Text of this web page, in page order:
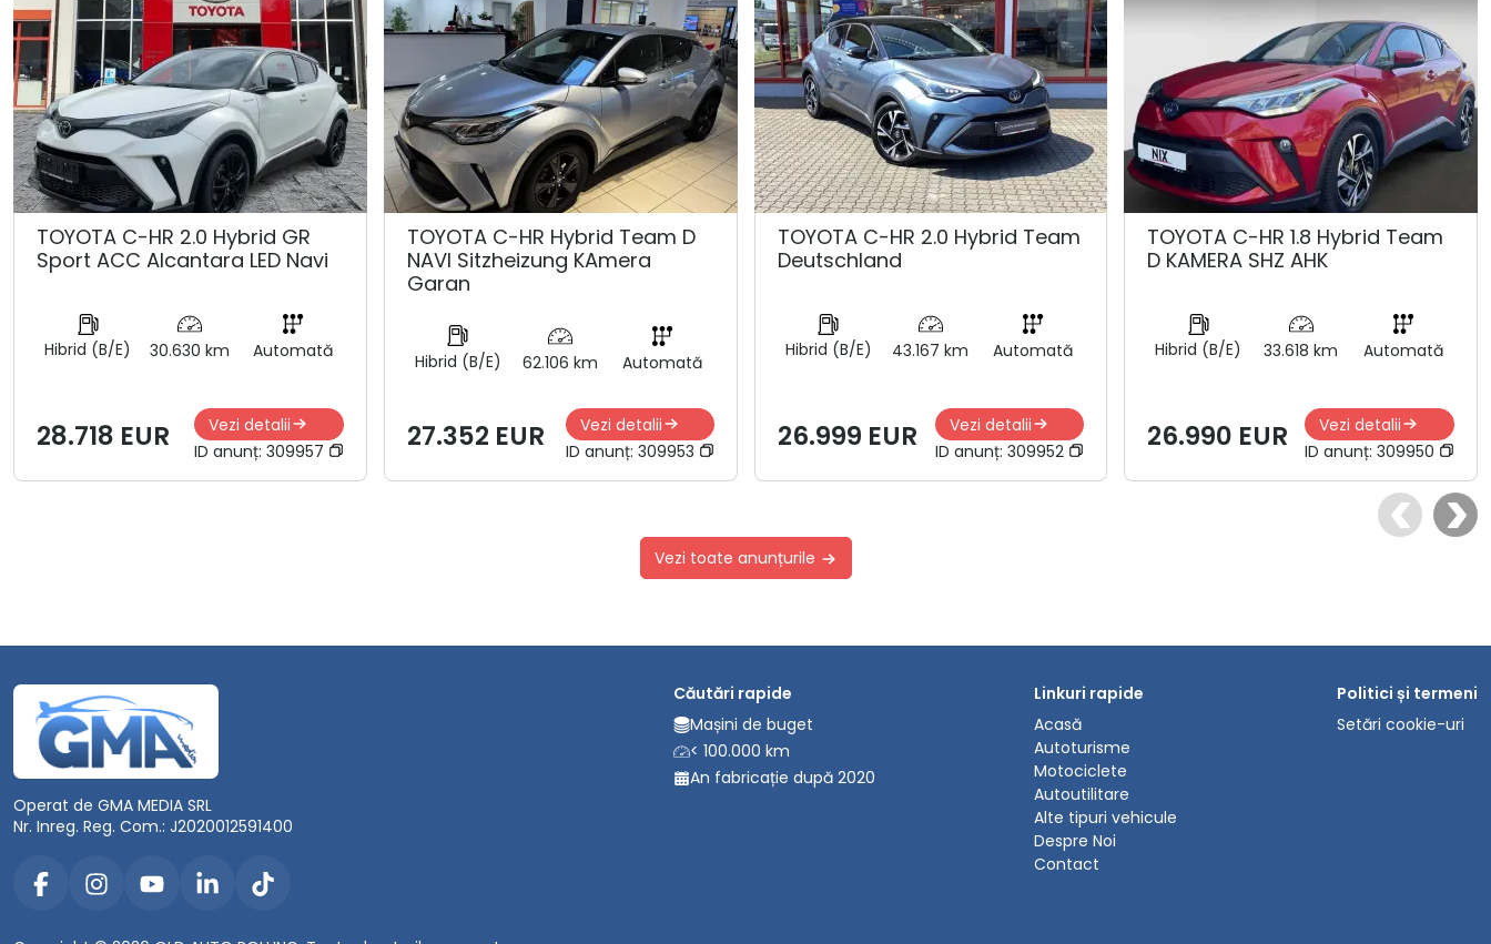
TOYOTA C-HR 2.0 Hybrid GR
Sport ACC Alcantara LED Navi
Hibrid (B/E) 30.630 km Automată
28.718 EUR
Vezi detalii
ID anunț: 309957
TOYOTA C-HR Hybrid Team D
NAVI Sitzheizung KAmera
Garan
Hibrid (B/E) 62.106 km Automată
27.352 EUR
Vezi detalii
ID anunț: 309953
TOYOTA C-HR 2.0 Hybrid Team
Deutschland
Hibrid (B/E) 43.167 km Automată
26.999 EUR
Vezi detalii
ID anunț:309952
TOYOTA C-HR 1.8 Hybrid Team
D KAMERA SHZ AHK
Hibrid (B/E) 33.618 km Automată
26.990 EUR
Vezi detalii
ID anunț: 309950
Vezi toate anunțurile
Operat de GMA MEDIA SRL
Nr. Inreg. Reg. Com.: J2020012591400
Căutări rapide
Mașini de buget
< 100.000 km
An fabricație după 2020
Linkuri rapide
Acasă
Autoturisme
Motociclete
Autoutilitare
Alte tipuri vehicule
Despre Noi
Contact
Politici și termeni
Setări cookie-uri